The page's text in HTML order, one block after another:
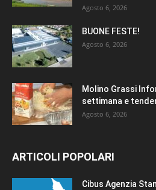
Agosto 6, 2026
BUONE FESTE!
Agosto 6, 2026
Molino Grassi
settimana e
Agosto 6, 2026
ARTICOLI POPOLARI
Cibus Agenzia